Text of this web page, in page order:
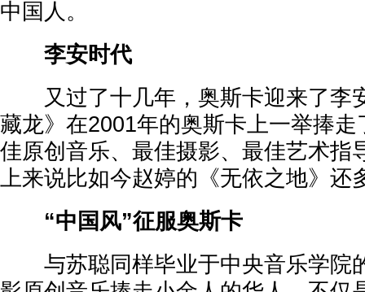
中国人。
李安时代
又过了十几年，奥斯卡迎来了李
藏龙》在2001年的奥斯卡上一举捧
佳原创音乐、最佳摄影、最佳艺术指
上来说比如今赵婷的《无依之地》还
“中国风”征服奥斯卡
与苏聪同样毕业于中央音乐学院